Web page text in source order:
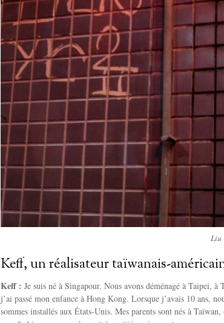
Liu
Keff, un réalisateur taïwanais-
Keff : Je suis né à Singapour. Nous avons déménagé à Taipei, à
j’ai passé mon enfance à Hong Kong. Lorsque j’avais 10 ans,
sommes installés aux États-Unis. Mes parents sont nés à